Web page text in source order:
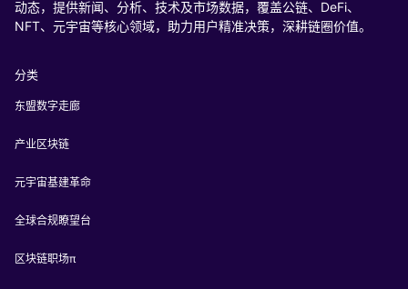
动态，提供新闻、分析、技术及市场数据，覆盖公链、DeFi、
NFT、元宇宙等核心领域，助力用户精准决策，深耕链圈价值。
分类
东盟数字走廊
产业区块链
元宇宙基建革命
全球合规瞭望台
区块链职场π